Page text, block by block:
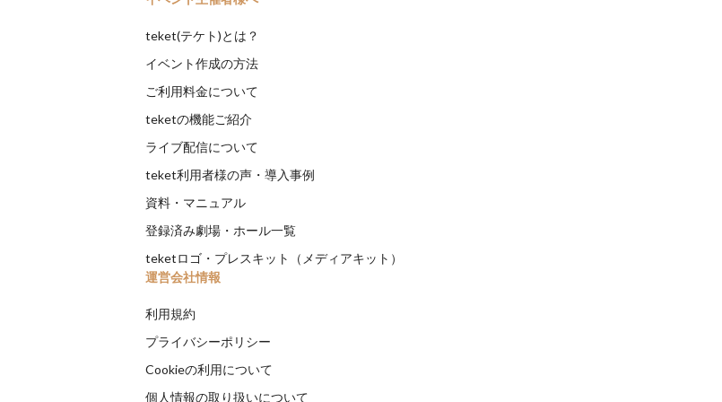
teket(テケト)とは？
イベント作成の方法
ご利用料金について
teketの機能ご紹介
ライブ配信について
teket利用者様の声・導入事例
資料・マニュアル
登録済み劇場・ホール一覧
teketロゴ・プレスキット（メディアキット）
運営会社情報
利用規約
プライバシーポリシー
Cookieの利用について
個人情報の取り扱いについて